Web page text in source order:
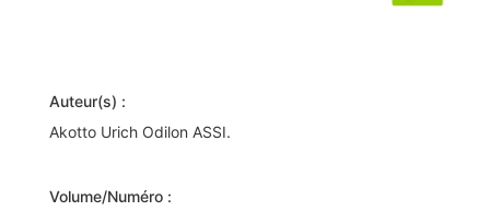
Auteur(s) :
Akotto Urich Odilon ASSI.
Volume/Numéro :